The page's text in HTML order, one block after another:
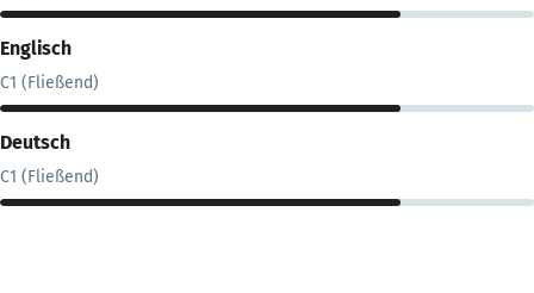
Englisch
C1 (Fließend)
Deutsch
C1 (Fließend)